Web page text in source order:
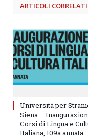
ARTICOLI CORRELATI
Università per
Siena –
Corsi di Lingua e
Italiana, 109a annata